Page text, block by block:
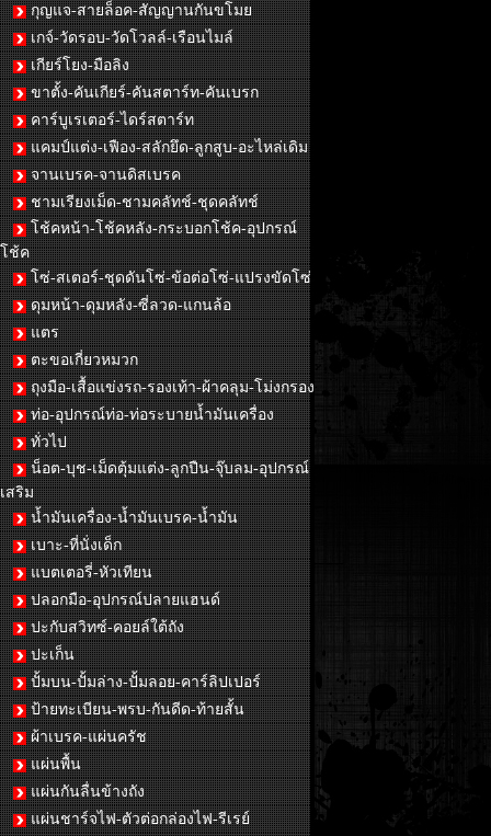
กุญแจ-สายล็อค-สัญญานกันขโมย
เกจ์-วัดรอบ-วัดโวลล์-เรือนไมล์
เกียร์โยง-มือลิง
ขาตั้ง-คันเกียร์-คันสตาร์ท-คันเบรก
คาร์บูเรเตอร์-ไดร์สตาร์ท
แคมป์แต่ง-เฟือง-สลักยึด-ลูกสูบ-อะไหล่เดิม
จานเบรค-จานดิสเบรค
ชามเรียงเม็ด-ชามคลัทช์-ชุดคลัทช์
โช้คหน้า-โช้คหลัง-กระบอกโช้ค-อุปกรณ์
โช้ค
โซ่-สเตอร์-ชุดดันโซ่-ข้อต่อโซ่-แปรงขัดโซ่
ดุมหน้า-ดุมหลัง-ซี่ลวด-แกนล้อ
แตร
ตะขอเกี่ยวหมวก
ถุงมือ-เสื้อแข่งรถ-รองเท้า-ผ้าคลุม-โม่งกรอง
ท่อ-อุปกรณ์ท่อ-ท่อระบายน้ำมันเครื่อง
ทั่วไป
น็อต-บุช-เม็ดตุ้มแต่ง-ลูกปืน-จุ๊บลม-อุปกรณ์
เสริม
น้ำมันเครื่อง-น้ำมันเบรค-น้ำมัน
เบาะ-ที่นั่งเด็ก
แบตเตอรี่-หัวเทียน
ปลอกมือ-อุปกรณ์ปลายแฮนด์
ปะกับสวิทซ์-คอยล์ใต้ถัง
ปะเก็น
ปั้มบน-ปั้มล่าง-ปั้มลอย-คาร์ลิปเปอร์
ป้ายทะเบียน-พรบ-กันดีด-ท้ายสั้น
ผ้าเบรค-แผ่นครัช
แผ่นพื้น
แผ่นกันลื่นข้างถัง
แผ่นชาร์จไฟ-ตัวต่อกล่องไฟ-รีเรย์